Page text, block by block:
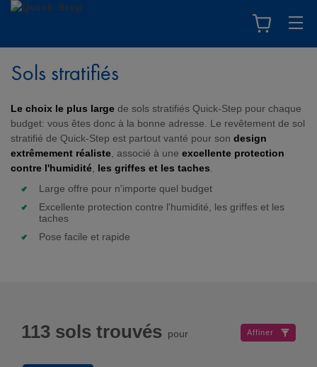
Sols stratifiés
Le choix le plus large de sols stratifiés Quick-Step pour chaque
budget: vous êtes donc à la bonne adresse. Le revêtement de sol
stratifié de Quick-Step est partout vanté pour son design
extrêmement réaliste , associé à une excellente protection
contre l'humidité les griffes et les taches
Large offre pour n'importe quel budget
Excellente protection contre l'humidité, les griffes et les
taches
Pose facile et rapide
113 sols trouvés pour Affiner